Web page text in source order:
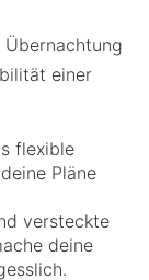
einer
flexible
Pläne
versteckte
deine